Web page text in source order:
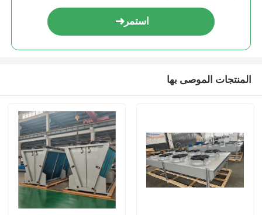
استمر
المنتجات الموصى بها